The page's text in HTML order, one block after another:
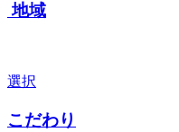
地域
選択
こだわり